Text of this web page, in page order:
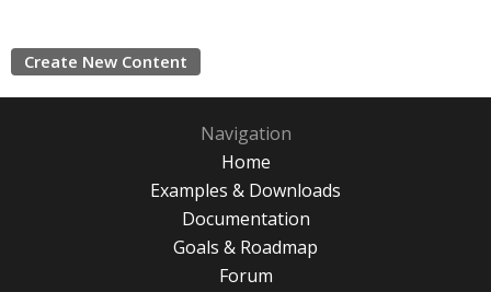
Create New Content
Navigation
Home
Examples & Downloads
Documentation
Goals & Roadmap
Forum